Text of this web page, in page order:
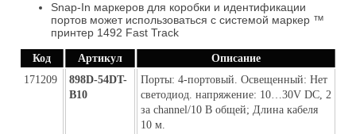
Snap-In маркеров для коробки и идентификации
портов может использоваться с системой маркер ™
принтер 1492 Fast Track
Код Артикул
Описание
171209
898D-54DT-
B10
Порты: 4-портовый. Освещенный: Нет
светодиод. напряжение: 10…30V DC, 2
за channel/10 В общей; Длина кабеля
10 м.